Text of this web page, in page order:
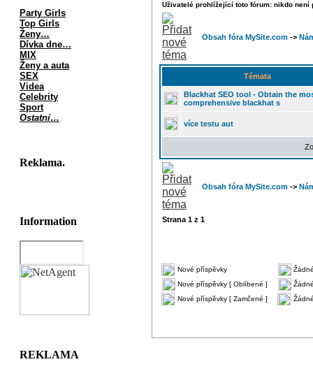
Party Girls
Top Girls
Ženy…
Dívka dne…
MIX
Ženy a auta
SEX
Videa
Celebrity
Sport
Ostatní…
Reklama.
Information
REKLAMA
Uživatelé prohlížející toto fórum: nikdo není
Obsah fóra MySite.com ->
Témata
Blackhat SEO tool - Obtain the
comprehensive blackhat s
více testu aut
Obsah fóra MySite.com ->
Strana 1 z 1
Nové příspěvky
Nové příspěvky [ Oblíbené ]
Nové příspěvky [ Zamčené ]